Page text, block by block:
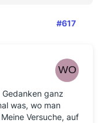
#617
ganz
was, wo man
Versuche, auf